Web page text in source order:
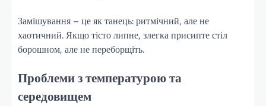
Замішування – це як танець: ритмічний, але не
хаотичний. Якщо тісто липне, злегка присипте стіл
борошном, але не переборщіть.
Проблеми з температурою та
середовищем